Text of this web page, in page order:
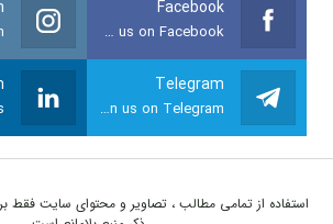
Facebook
Join us on Facebook
Telegram
Join us on Telegram
استفاده از تمامی مطالب ، تصاویر و محتوای سايت فقط